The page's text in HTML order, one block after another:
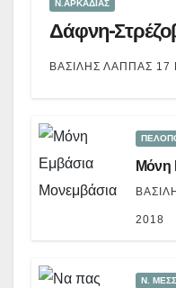
Ν.ΑΡΚΑΔΙΑΣ
Δάφνη-
ΒΑΣΊΛΗΣ ΛΆΠΠΑΣ 17
Μόνη
2018
Ν.